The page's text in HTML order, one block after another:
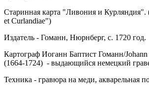
Старинная карта "Ливония и Курляндия".
et Curlandiae")
Издатель - Гоманн, Нюрнберг, c. 1720 год.
Картограф Иоганн Баптист Гоманн/
(1664-1724) - выдающийся немецкий
Техника - гравюра на меди, акварельная